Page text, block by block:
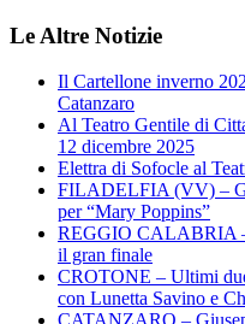
Le Altre Notizie
Il Cartellone inverno
Catanzaro
Al Teatro Gentile di
12 dicembre 2025
Elettra di Sofocle al
FILADELFIA (VV) –
per “Mary Poppins”
REGGIO CALABRIA –
il gran finale
CROTONE – Ultimi
con Lunetta Savino e